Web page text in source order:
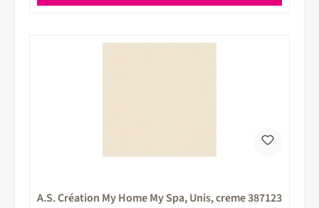
A.S. Création My Home My Spa, Unis, creme 387123